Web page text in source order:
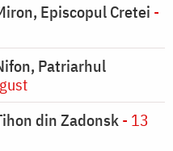
Episcopul Cretei -
Patriarhul
din Zadonsk- 13